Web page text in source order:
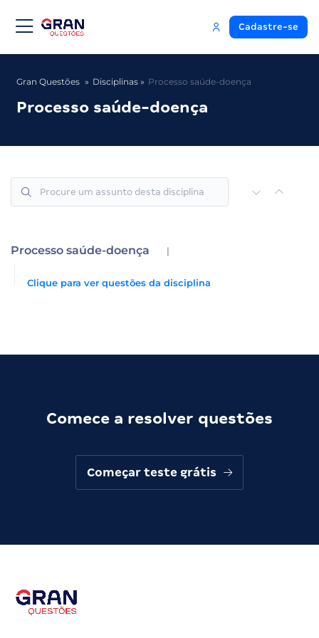
Cadastre-se
Gran Questões Disciplinas Processo saúde-doença
Processo saúde-doença
Processo saúde-doença |
Clique para ver questões da disciplina
Comece a resolver questões
Começar teste grátis